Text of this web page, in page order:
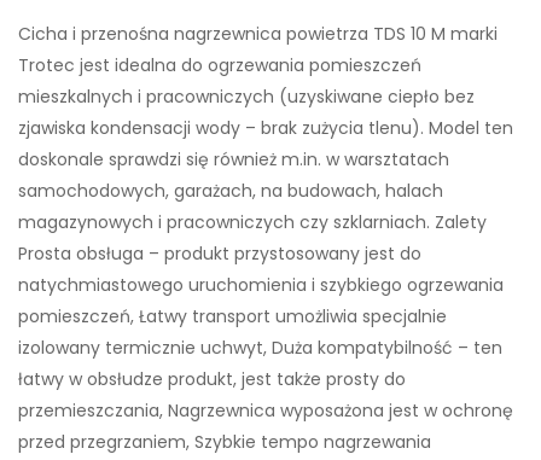
Cicha i przenośna nagrzewnica powietrza TDS 10 M marki
Trotec jest idealna do ogrzewania pomieszczeń
mieszkalnych i pracowniczych (uzyskiwane ciepło bez
zjawiska kondensacji wody – brak zużycia tlenu). Model ten
doskonale sprawdzi się również m.in. w warsztatach
samochodowych, garażach, na budowach, halach
magazynowych i pracowniczych czy szklarniach. Zalety
Prosta obsługa – produkt przystosowany jest do
natychmiastowego uruchomienia i szybkiego ogrzewania
pomieszczeń, Łatwy transport umożliwia specjalnie
izolowany termicznie uchwyt, Duża kompatybilność – ten
łatwy w obsłudze produkt, jest także prosty do
przemieszczania, Nagrzewnica wyposażona jest w ochronę
przed przegrzaniem, Szybkie tempo nagrzewania